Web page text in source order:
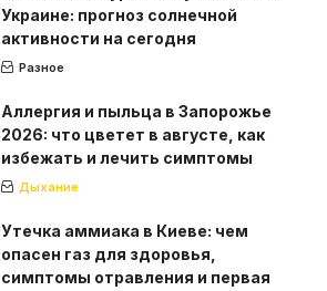
Украине: прогноз солнечной
активности на сегодня
Разное
Аллергия и пыльца в Запорожье
2026: что цветет в августе, как
избежать и лечить симптомы
Дыхание
Утечка аммиака в Киеве: чем
опасен газ для здоровья,
симптомы отравления и первая